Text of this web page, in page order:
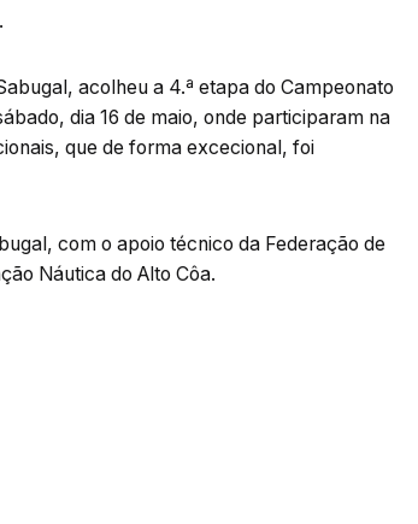
acolheu a 4.ª etapa do Campeonato
dia 16 de maio, onde participaram na
que de forma excecional, foi
com o apoio técnico da Federação de
Náutica do Alto Côa.